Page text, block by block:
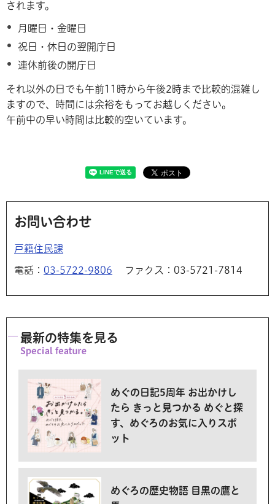
されます。
月曜日・金曜日
祝日・休日の翌開庁日
連休前後の開庁日
それ以外の日でも午前11時から午後2時まで比較的混雑し
ますので、時間には余裕をもってお越しください。
午前中の早い時間は比較的空いています。
お問い合わせ
戸籍住民課
電話： 03-5722-9806 ファクス：03-5721-7814
最新の特集を見る
めぐの日記5周年 お出かけし
たら きっと見つかる めぐと探
す、めぐろのお気に入りスポ
ット
めぐろの歴史物語 目黒の鷹と